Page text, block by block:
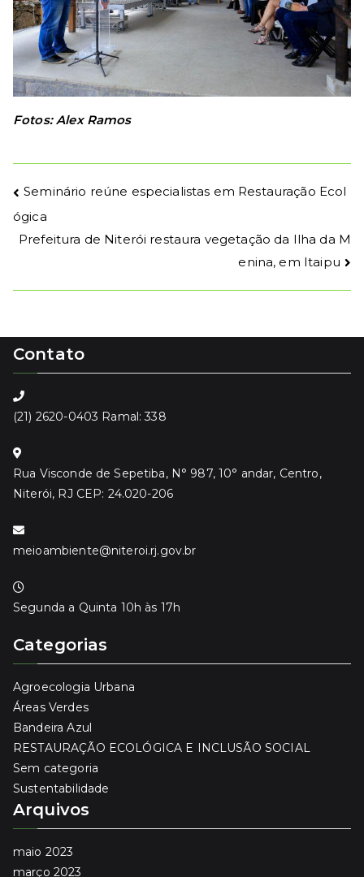
Fotos: Alex Ramos
Seminário reúne especialistas em Restauração Ecol
ógica
Prefeitura de Niterói restaura vegetação da Ilha da M
enina, em Itaipu
Contato
(21) 2620-0403 Ramal: 338
Rua Visconde de Sepetiba, N° 987, 10° andar, Centro,
Niterói, RJ CEP: 24.020-206
meioambiente@niteroi.rj.gov.br
Segunda a Quinta 10h às 17h
Categorias
Agroecologia Urbana
Áreas Verdes
Bandeira Azul
RESTAURAÇÃO ECOLÓGICA E INCLUSÃO SOCIAL
Sem categoria
Sustentabilidade
Arquivos
maio 2023
março 2023